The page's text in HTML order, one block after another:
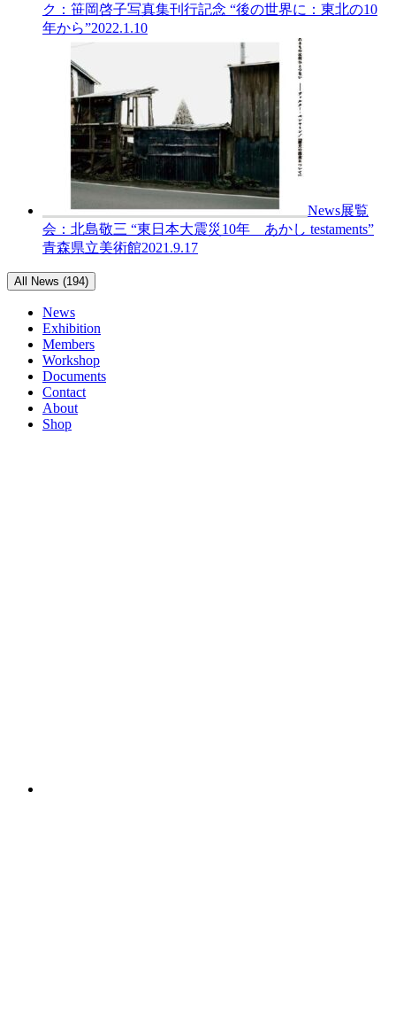
ク：笹岡啓子写真集刊行記念 “後の世界に：東北の10
年から”2022.1.10
News展覧
会：北島敬三 “東日本大震災10年 あかし testaments”
青森県立美術館2021.9.17
All News (194)
News
Exhibition
Members
Workshop
Documents
Contact
About
Shop